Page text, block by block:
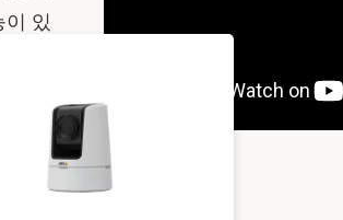
있
과
러
어